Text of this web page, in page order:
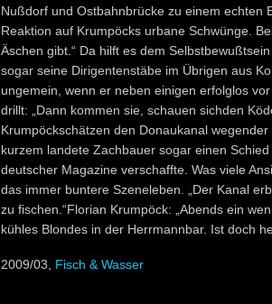
Nußdorf und Ostbahnbrücke zu einem echten
Reaktion auf Krumpöcks urbane Schwünge.
Äschen gibt.“ Da hilft es dem
sogar seine Dirigentenstäbe im Übrigen aus
ungemein, wenn er neben einigen erfolglos
drillt: „Dann kommen sie, schauen sichden
Krumpöckschätzen den Donaukanal
kurzem landete Zachbauer sogar einen
deutscher Magazine verschaffte. Was viele
das immer buntere Szeneleben. „Der Kanal
zu fischen.“Florian Krumpöck: „Abends ein
kühles Blondes in der Herrmannbar. Ist doch
2009/03, Fisch & Wasser